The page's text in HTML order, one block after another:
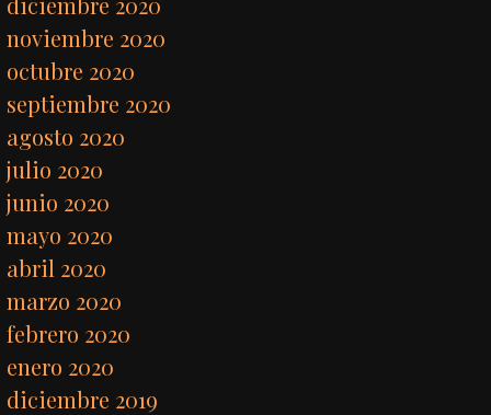
noviembre 2020
octubre 2020
septiembre 2020
agosto 2020
julio 2020
junio 2020
mayo 2020
abril 2020
marzo 2020
febrero 2020
enero 2020
diciembre 2019